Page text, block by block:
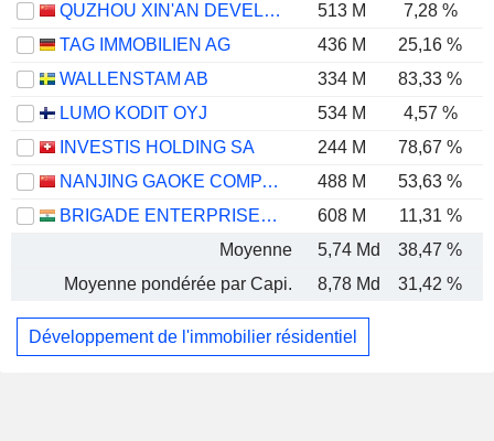
QUZHOU XIN'AN DEVELOPMENT CO., LTD.
513 M 7,28 %
TAG IMMOBILIEN AG
436 M 25,16 %
WALLENSTAM AB
334 M 83,33 %
LUMO KODIT OYJ
534 M 4,57 %
INVESTIS HOLDING SA
244 M 78,67 %
NANJING GAOKE COMPANY LIMITED
488 M 53,63 %
BRIGADE ENTERPRISES LIMITED
608 M 11,31 %
Moyenne
5,74 Md 38,47 %
Moyenne pondérée par Capi.
8,78 Md 31,42 %
Développement de l'immobilier résidentiel